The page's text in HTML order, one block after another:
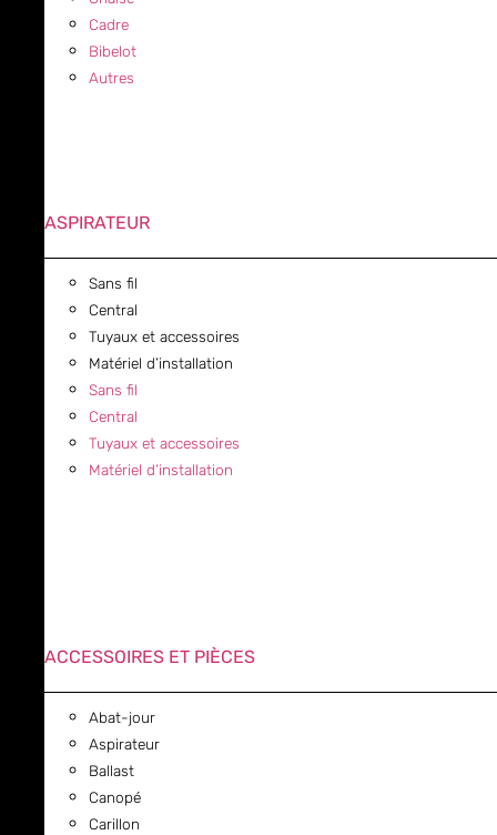
Cadre
Bibelot
Autres
ASPIRATEUR
Sans fil
Central
Tuyaux et accessoires
Matériel d’installation
Sans fil
Central
Tuyaux et accessoires
Matériel d’installation
ACCESSOIRES ET PIÈCES
Abat-jour
Aspirateur
Ballast
Canopé
Carillon